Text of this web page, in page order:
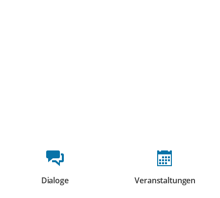
Beteiligungsformate
Dialoge Veranstaltungen